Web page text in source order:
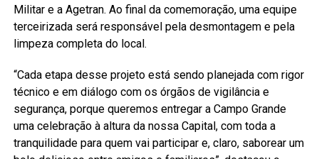
Militar e a Agetran. Ao final da comemoração, uma equipe
terceirizada será responsável pela desmontagem e pela
limpeza completa do local.
“Cada etapa desse projeto está sendo planejada com rigor
técnico e em diálogo com os órgãos de vigilância e
segurança, porque queremos entregar a Campo Grande
uma celebração à altura da nossa Capital, com toda a
tranquilidade para quem vai participar e, claro, saborear um